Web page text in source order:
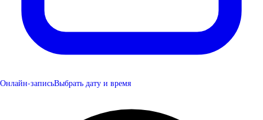
Онлайн-записьВыбрать дату и время